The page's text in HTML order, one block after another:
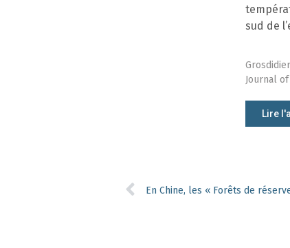
sud de
Journal
Lire